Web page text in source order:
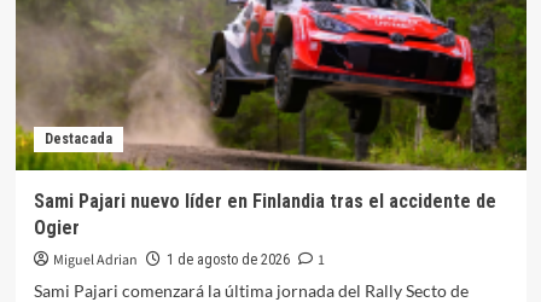
Destacada
Sami Pajari nuevo líder en Finlandia tras el accidente de
Ogier
Miguel Adrian 1 de agosto de 2026
1
Sami Pajari comenzará la última jornada del Rally Secto de